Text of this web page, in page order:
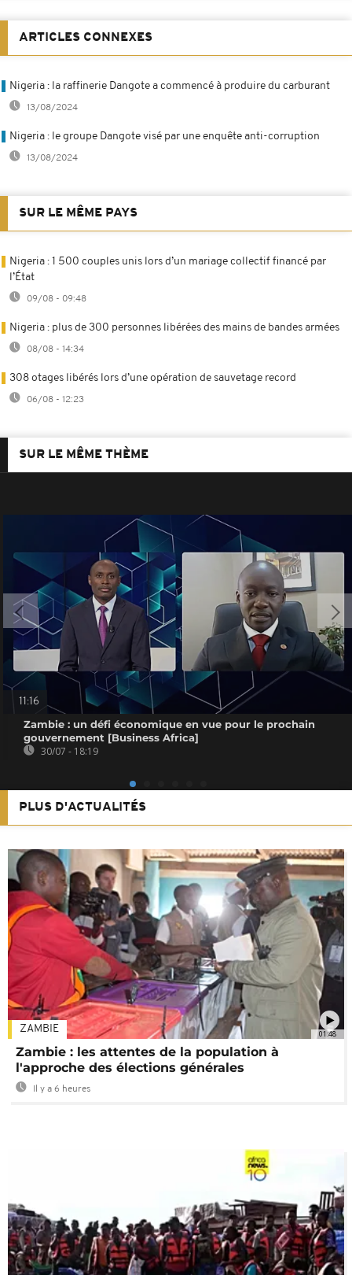
ARTICLES CONNEXES
Nigeria : la raffinerie Dangote a commencé à produire du carburant
13/08/2024
Nigeria : le groupe Dangote visé par une enquête anti-corruption
13/08/2024
SUR LE MÊME PAYS
Nigeria : 1 500 couples unis lors d’un mariage collectif financé par
l’État
09/08 - 09:48
Nigeria : plus de 300 personnes libérées des mains de bandes armées
08/08 - 14:34
308 otages libérés lors d’une opération de sauvetage record
06/08 - 12:23
SUR LE MÊME THÈME
11:16
Zambie : un défi économique en vue pour le prochain
gouvernement [Business Africa]
30/07 - 18:19
PLUS D'ACTUALITÉS
01:48
ZAMBIE
Zambie : les attentes de la population à
l'approche des élections générales
Il y a 6 heures